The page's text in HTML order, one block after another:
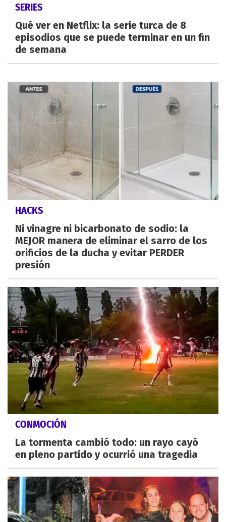
SERIES
Qué ver en Netflix: la serie turca de 8
episodios que se puede terminar en un fin
de semana
HACKS
Ni vinagre ni bicarbonato de sodio: la
MEJOR manera de eliminar el sarro de los
orificios de la ducha y evitar PERDER
presión
CONMOCIÓN
La tormenta cambió todo: un rayo cayó
en pleno partido y ocurrió una tragedia